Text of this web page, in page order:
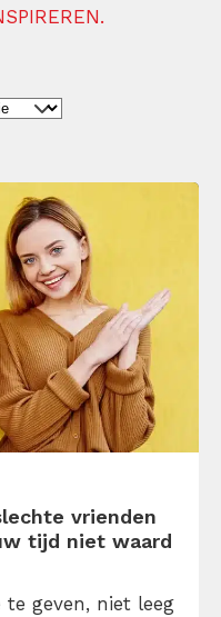
vrienden
tijd niet waard
te geven, niet leeg